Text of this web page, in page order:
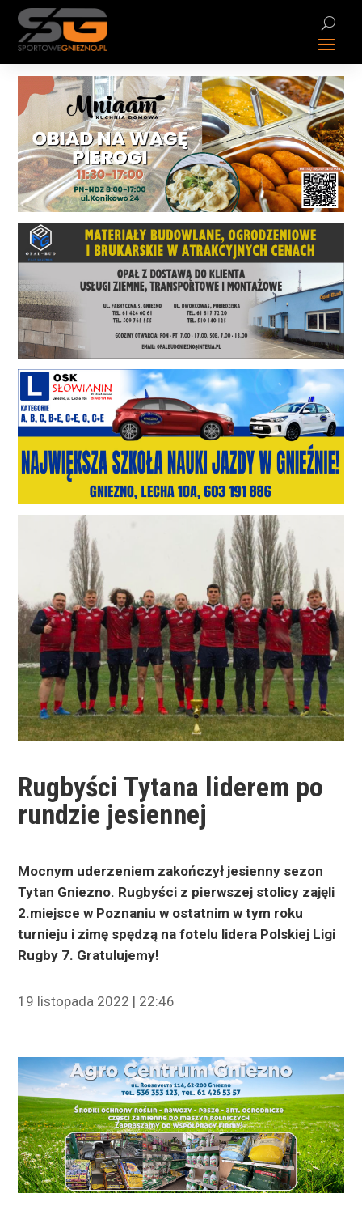
Rugbyści Tytana liderem po
rundzie jesiennej
Mocnym uderzeniem zakończył jesienny sezon
Tytan Gniezno. Rugbyści z pierwszej stolicy zajęli
2.miejsce w Poznaniu w ostatnim w tym roku
turnieju i zimę spędzą na fotelu lidera Polskiej Ligi
Rugby 7. Gratulujemy!
19 listopada 2022 | 22:46